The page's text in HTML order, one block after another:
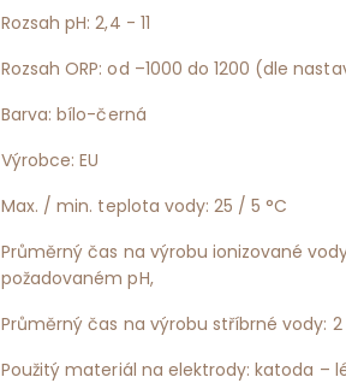
Rozsah pH: 2,4 - 11
Rozsah ORP: od –1000 do 1200 (dle
Barva: bílo-černá
Výrobce: EU
Max. / min. teplota vody: 25 / 5 °C
Průměrný čas na výrobu ionizované
požadovaném pH,
Průměrný čas na výrobu stříbrné vody:
Použitý materiál na elektrody: katoda –